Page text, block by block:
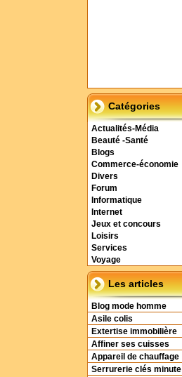
Catégories
Actualités-Média
Beauté -Santé
Blogs
Commerce-économie
Divers
Forum
Informatique
Internet
Jeux et concours
Loisirs
Services
Voyage
Les articles
Blog mode homme
Asile colis
Extertise immobilière
Affiner ses cuisses
Appareil de chauffage
Serrurerie clés minute